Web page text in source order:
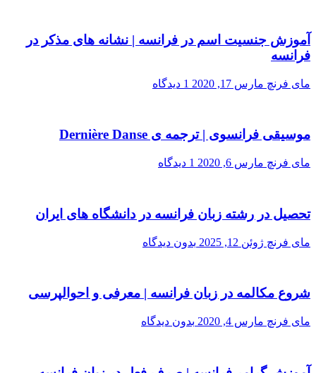
آموزش جنسیت اسم در فرانسه | نشانه های مذکر در
فرانسه
مای فرنچ مارس 17, 2020 1 دیدگاه
موسیقی فرانسوی | ترجمه ی Dernière Danse
مای فرنچ مارس 6, 2020 1 دیدگاه
تحصیل در رشته زبان فرانسه در دانشگاه های ایران
مای فرنچ ژوئن 12, 2025 بدون دیدگاه
شروع مکالمه در زبان فرانسه | معرفی و احوالپرسی
مای فرنچ مارس 4, 2020 بدون دیدگاه